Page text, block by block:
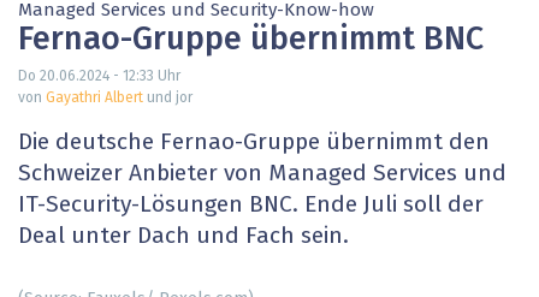
Managed Services und Security-Know-how
Fernao-Gruppe übernimmt BNC
Do 20.06.2024 - 12:33 Uhr
von Gayathri Albert und jor
Die deutsche Fernao-Gruppe übernimmt den
Schweizer Anbieter von Managed Services und
IT-Security-Lösungen BNC. Ende Juli soll der
Deal unter Dach und Fach sein.